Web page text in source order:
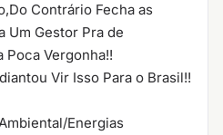
Contrário Fecha as
Um Gestor Pra de
Poca Vergonha!!
Vir Isso Para o Brasil!!
Energias